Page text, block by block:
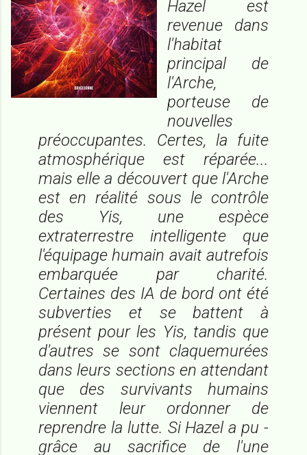
Hazel est
revenue dans
l'habitat
principal de
l'Arche,
porteuse de
nouvelles
préoccupantes. Certes, la fuite
atmosphérique est réparée...
mais elle a découvert que l'Arche
est en réalité sous le contrôle
des Yis, une espèce
extraterrestre intelligente que
l'équipage humain avait autrefois
embarquée par charité.
Certaines des IA de bord ont été
subverties et se battent à
présent pour les Yis, tandis que
d'autres se sont claquemurées
dans leurs sections en attendant
que des survivants humains
viennent leur ordonner de
reprendre la lutte. Si Hazel a pu -
grâce au sacrifice de l'une